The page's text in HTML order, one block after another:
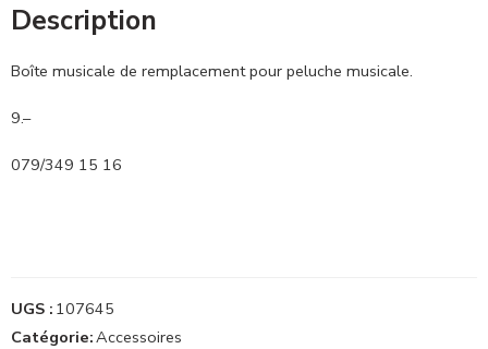
Description
Boîte musicale de remplacement pour peluche musicale.
9.–
079/349 15 16
UGS : 107645
Catégorie:Accessoires